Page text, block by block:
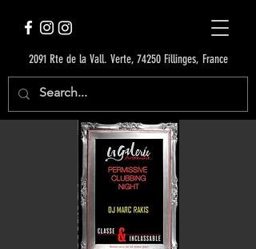
2091 Rte de la Vall. Verte, 74250 Fillinges, France